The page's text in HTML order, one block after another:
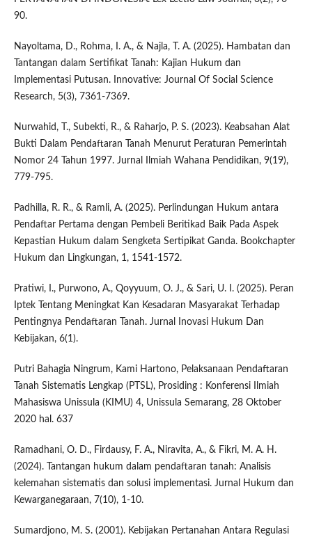
90.
Nayoltama, D., Rohma, I. A., & Najla, T. A. (2025). Hambatan dan
Tantangan dalam Sertifikat Tanah: Kajian Hukum dan
Implementasi Putusan. Innovative: Journal Of Social Science
Research, 5(3), 7361-7369.
Nurwahid, T., Subekti, R., & Raharjo, P. S. (2023). Keabsahan Alat
Bukti Dalam Pendaftaran Tanah Menurut Peraturan Pemerintah
Nomor 24 Tahun 1997. Jurnal Ilmiah Wahana Pendidikan, 9(19),
779-795.
Padhilla, R. R., & Ramli, A. (2025). Perlindungan Hukum antara
Pendaftar Pertama dengan Pembeli Beritikad Baik Pada Aspek
Kepastian Hukum dalam Sengketa Sertipikat Ganda. Bookchapter
Hukum dan Lingkungan, 1, 1541-1572.
Pratiwi, I., Purwono, A., Qoyyuum, O. J., & Sari, U. I. (2025). Peran
Iptek Tentang Meningkat Kan Kesadaran Masyarakat Terhadap
Pentingnya Pendaftaran Tanah. Jurnal Inovasi Hukum Dan
Kebijakan, 6(1).
Putri Bahagia Ningrum, Kami Hartono, Pelaksanaan Pendaftaran
Tanah Sistematis Lengkap (PTSL), Prosiding : Konferensi Ilmiah
Mahasiswa Unissula (KIMU) 4, Unissula Semarang, 28 Oktober
2020 hal. 637
Ramadhani, O. D., Firdausy, F. A., Niravita, A., & Fikri, M. A. H.
(2024). Tantangan hukum dalam pendaftaran tanah: Analisis
kelemahan sistematis dan solusi implementasi. Jurnal Hukum dan
Kewarganegaraan, 7(10), 1-10.
Sumardjono, M. S. (2001). Kebijakan Pertanahan Antara Regulasi